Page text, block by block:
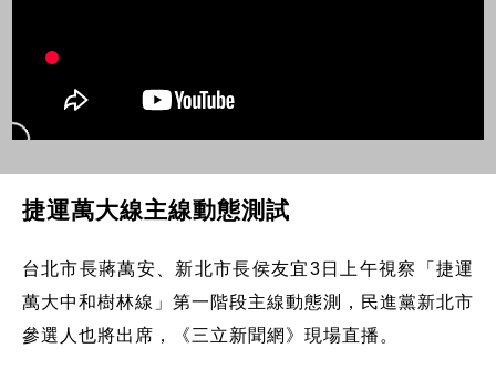
捷運萬大線主線動態測試
台北市長蔣萬安、新北市長侯友宜3日上午視察「捷運
萬大中和樹林線」第一階段主線動態測，民進黨新北市
參選人也將出席，《三立新聞網》現場直播。